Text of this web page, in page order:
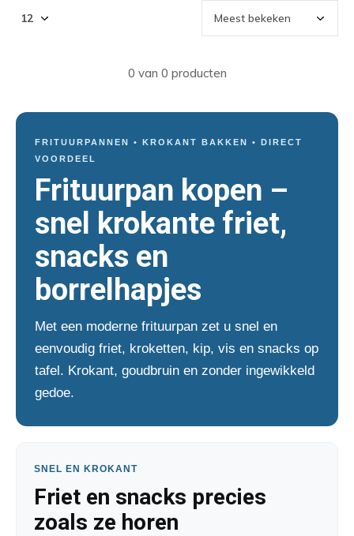
0 van 0 producten
FRITUURPANNEN • KROKANT BAKKEN • DIRECT
VOORDEEL
Frituurpan kopen –
snel krokante friet,
snacks en
borrelhapjes
Met een moderne frituurpan zet u snel en
eenvoudig friet, kroketten, kip, vis en snacks op
tafel. Krokant, goudbruin en zonder ingewikkeld
gedoe.
SNEL EN KROKANT
Friet en snacks precies
zoals ze horen